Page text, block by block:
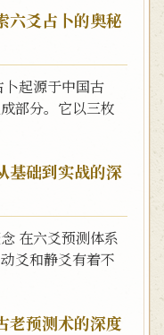
六爻占卜的奥秘
起源于中国古
部分。它以三枚
基础到实战的深
在六爻预测体系
爻和静爻有着不
老预测术的深度